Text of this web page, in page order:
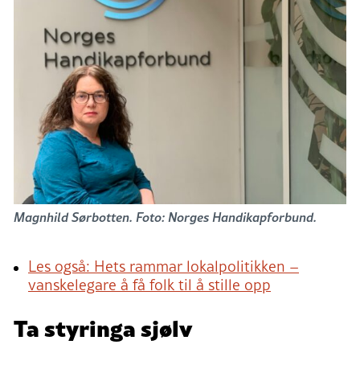
Magnhild Sørbotten. Foto: Norges Handikapforbund.
Les også: Hets rammar lokalpolitikken –
vanskelegare å få folk til å stille opp
Ta styringa sjølv